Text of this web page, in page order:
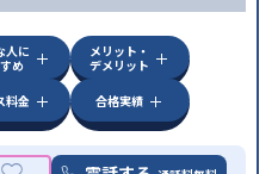
人に
め
メリット・
デメリット
料金 合格実績